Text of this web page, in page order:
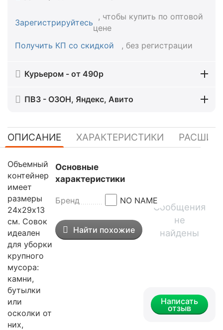
Зарегистрируйтесь
, чтобы купить по оптовой
цене
Получить КП со скидкой
, без регистрации
Курьером - от 490р
ПВЗ - ОЗОН, Яндекс, Авито
ОПИСАНИЕ ХАРАКТЕРИСТИКИ
Объемный
контейнер
имеет
размеры
24х29х13
см. Совок
идеален
для уборки
крупного
мусора:
камни,
бутылки
или
осколки от
них,
Основные
характеристики
Бренд NO NAME
Найти похожие
Сообщения
не
найдены
Написать
отзыв